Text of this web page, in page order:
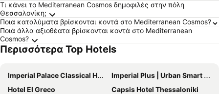
Τι κάνει το Mediterranean Cosmos δημοφιλές στην πόλη
Θεσσαλονίκη;
Ποια καταλύματα βρίσκονται κοντά στο Mediterranean Cosmos?
Ποιά άλλα αξιοθέατα βρίσκονται κοντά στο Mediterranean
Cosmos?
Περισσότερα Top Hotels
Imperial Palace Classical Hotel Thessaloniki
Imperial Plus | Urban Smart Hotel Thessaloniki
Hotel El Greco
Capsis Hotel Thessaloniki